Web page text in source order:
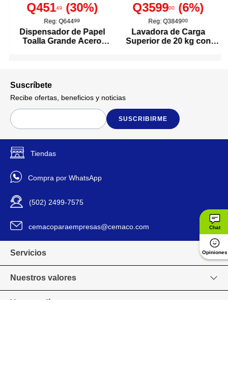
Fabricada en plástico
resistente al desgaste.
Diseño ergonómico con doble
asa para mejor control.
Boquilla tipo aspersor
Marca Living Accents
7031810
Para Uso
Código SKU
Q45149 (30%)
Reg: Q64499
Dispensador de Papel
Toalla Grande Acero
Q359900 (6%)
Reg: Q384900
Lavadora de Carga
Superior de 20 kg con
Suscríbete
Recibe ofertas, beneficios y noticias
SUSCRIBIRME
Tiendas
Compra por WhatsApp
(502) 2499-7575
cemacoparaempresas@cemaco.com
Servicios
Nuestros valores
Venta en línea
Chat
Opiniones